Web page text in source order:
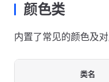
颜色类
内置了常见的颜色及
类名